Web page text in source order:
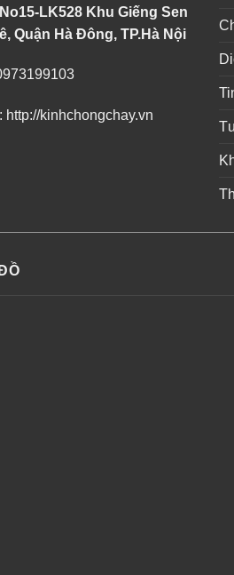
LK528 Khu Giếng Sen
Quận Hà Đông, TP.Hà Nội
http://kinhchongchay.vn